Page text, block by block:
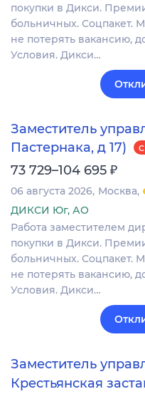
покупки в Дикси.
больничных. Соцпакет.
не потерять вакансию,
Условия. Дикси…
Заместитель
Пастернака, д 17)
73 729–104 695 ₽
06 августа 2026 Москва
ДИКСИ Юг, АО
Работа заместителем
покупки в Дикси.
больничных. Соцпакет.
не потерять вакансию,
Условия. Дикси…
Заместитель
Крестьянская